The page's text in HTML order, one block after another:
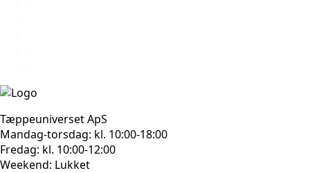
Tæppeuniverset ApS
Mandag-torsdag: kl. 10:00-18:00
Fredag: kl. 10:00-12:00
Weekend: Lukket